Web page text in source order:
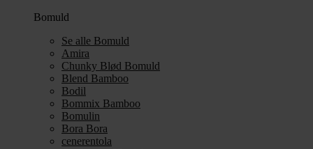
Bomuld
Se alle Bomuld
Amira
Chunky Blød Bomuld
Blend Bamboo
Bodil
Bommix Bamboo
Bomulin
Bora Bora
cenerentola